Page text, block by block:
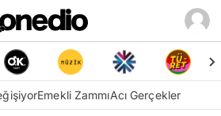
Emekli ZammıAcı Gerçekler